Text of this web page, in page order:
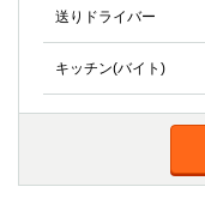
送りドライバー
キッチン(バイト)
竹ノ塚
亀戸
荻窪
新小岩